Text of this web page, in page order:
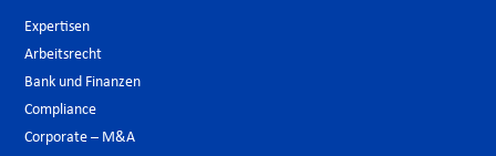
Expertisen
Arbeitsrecht
Bank und Finanzen
Compliance
Corporate – M&A